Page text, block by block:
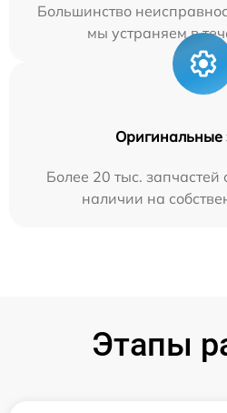
Большинство
мы устраняем в
Оригинальные
Более 20 тыс. запчастей
наличии на
Этапы